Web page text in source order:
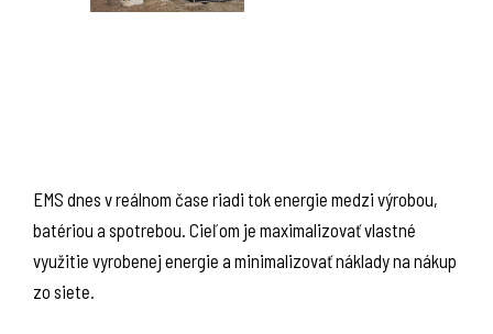
EMS dnes v reálnom čase riadi tok energie medzi výrobou,
batériou a spotrebou. Cieľom je maximalizovať vlastné
využitie vyrobenej energie a minimalizovať náklady na nákup
zo siete.